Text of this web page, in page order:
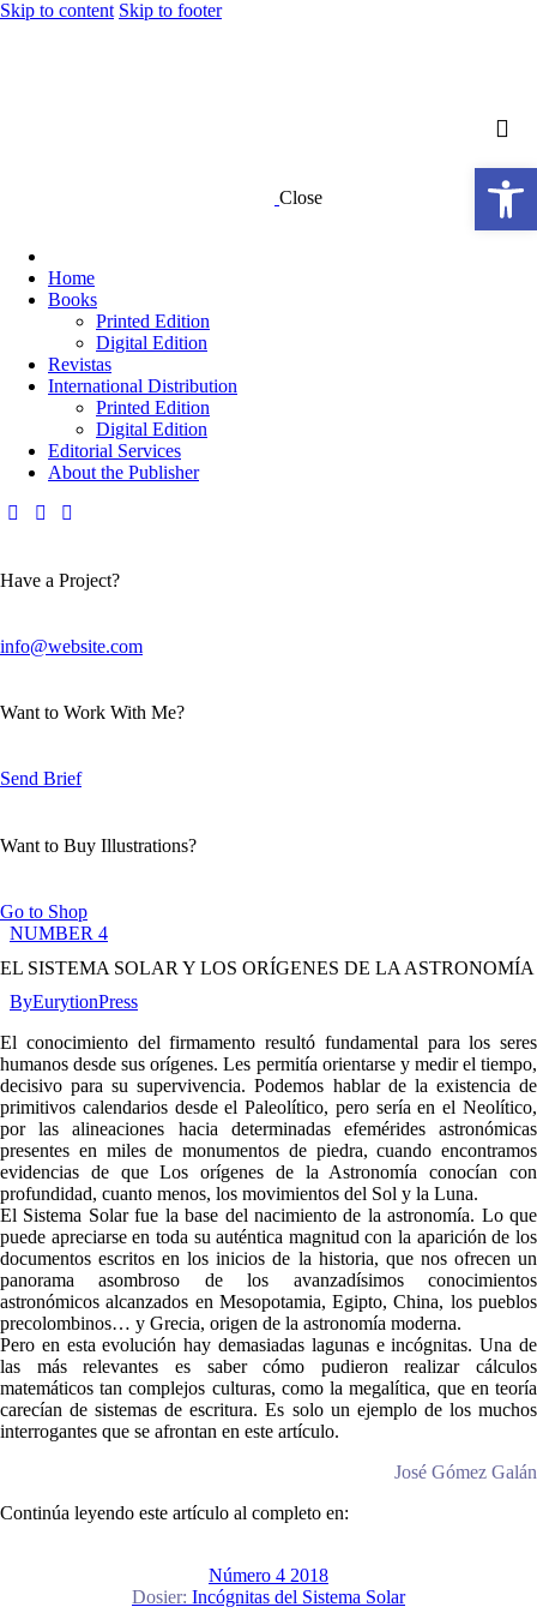
Skip to content Skip to footer
Close
Home
Books
Printed Edition
Digital Edition
Revistas
International Distribution
Printed Edition
Digital Edition
Editorial Services
About the Publisher
Have a Project?
info@website.com
Want to Work With Me?
Send Brief
Want to Buy Illustrations?
Go to Shop
NUMBER 4
EL SISTEMA SOLAR Y LOS ORÍGENES DE LA ASTRONOMÍA
ByEurytionPress
El conocimiento del firmamento resultó fundamental para los seres
humanos desde sus orígenes. Les permitía orientarse y medir el tiempo,
decisivo para su supervivencia. Podemos hablar de la existencia de
primitivos calendarios desde el Paleolítico, pero sería en el Neolítico,
por las alineaciones hacia determinadas efemérides astronómicas
presentes en miles de monumentos de piedra, cuando encontramos
evidencias de que Los orígenes de la Astronomía conocían con
profundidad, cuanto menos, los movimientos del Sol y la Luna.
El Sistema Solar fue la base del nacimiento de la astronomía. Lo que
puede apreciarse en toda su auténtica magnitud con la aparición de los
documentos escritos en los inicios de la historia, que nos ofrecen un
panorama asombroso de los avanzadísimos conocimientos
astronómicos alcanzados en Mesopotamia, Egipto, China, los pueblos
precolombinos… y Grecia, origen de la astronomía moderna.
Pero en esta evolución hay demasiadas lagunas e incógnitas. Una de
las más relevantes es saber cómo pudieron realizar cálculos
matemáticos tan complejos culturas, como la megalítica, que en teoría
carecían de sistemas de escritura. Es solo un ejemplo de los muchos
interrogantes que se afrontan en este artículo.
José Gómez Galán
Continúa leyendo este artículo al completo en:
Número 4 2018
Dosier: Incógnitas del Sistema Solar
Open toolbar